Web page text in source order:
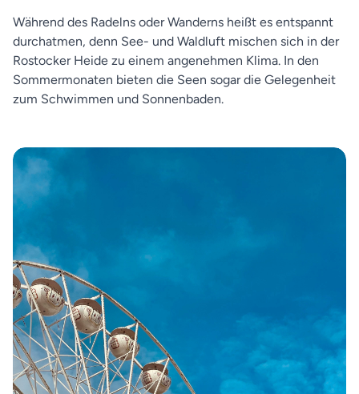
Während des Radelns oder Wanderns heißt es entspannt
durchatmen, denn See- und Waldluft mischen sich in der
Rostocker Heide zu einem angenehmen Klima. In den
Sommermonaten bieten die Seen sogar die Gelegenheit
zum Schwimmen und Sonnenbaden.